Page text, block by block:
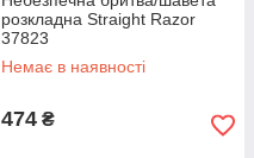
розкладна Straight Razor
37823
Немає в наявності
474 ₴